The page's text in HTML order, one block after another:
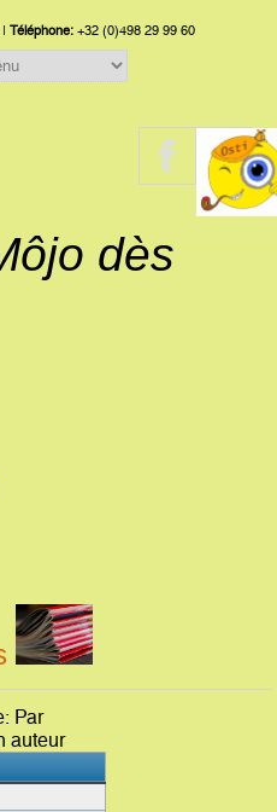
Téléphone:+32 (0)498 29 99 60
dès
Par